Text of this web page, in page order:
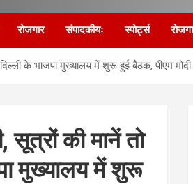
रोजगार संपादकीयः स्पोर्ट्स
के भाजपा मुख्यालय में शुरू हुई बैठक, पीएम
सूत्रों की मानें तो
मुख्यालय में शुरू